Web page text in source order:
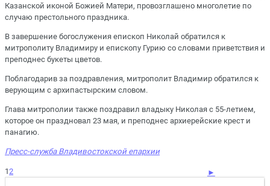
Казанской иконой Божией Матери, провозглашено многолетие по
случаю престольного праздника.
В завершение богослужения епископ Николай обратился к
митрополиту Владимиру и епископу Гурию со словами приветствия и
преподнес букеты цветов.
Поблагодарив за поздравления, митрополит Владимир обратился к
верующим с архипастырским словом.
Глава митрополии также поздравил владыку Николая с 55-летием,
которое он праздновал 23 мая, и преподнес архиерейские крест и
панагию.
Пресс-служба Владивостокской епархии
12 ►